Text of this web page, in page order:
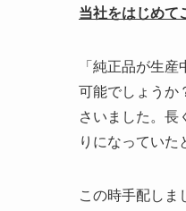
当社をはじめて
「純正品が生
可能でしょうか
さいました。長
りになっていた
この時手配しま